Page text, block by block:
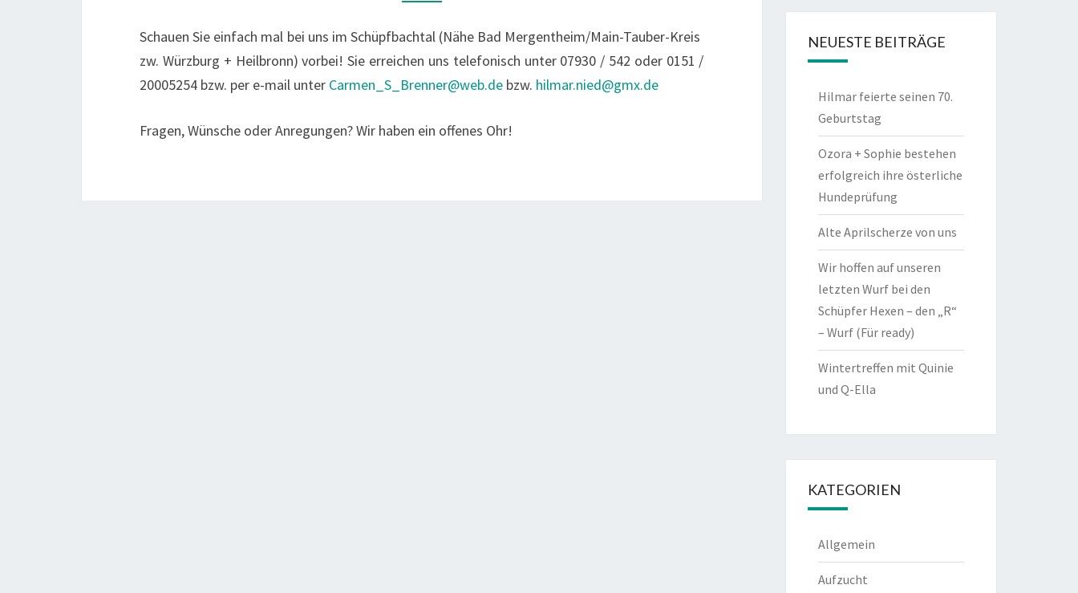
Schauen Sie einfach mal bei uns im Schüpfbachtal (Nähe Bad Mergentheim/Main-Tauber-Kreis
zw. Würzburg + Heilbronn) vorbei! Sie erreichen uns telefonisch unter 07930 / 542 oder 0151 /
20005254 bzw. per e-mail unter Carmen_S_Brenner@web.de bzw. hilmar.nied@gmx.de
Fragen, Wünsche oder Anregungen? Wir haben ein offenes Ohr!
NEUESTE BEITRÄGE
Hilmar feierte seinen 70.
Geburtstag
Ozora + Sophie bestehen
erfolgreich ihre österliche
Hundeprüfung
Alte Aprilscherze von uns
Wir hoffen auf unseren
letzten Wurf bei den
Schüpfer Hexen – den „R“
– Wurf (Für ready)
Wintertreffen mit Quinie
und Q-Ella
KATEGORIEN
Allgemein
Aufzucht